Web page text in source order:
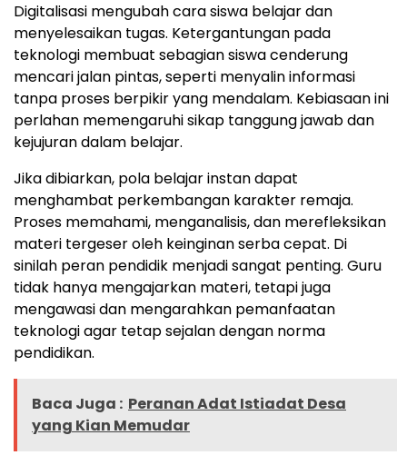
Digitalisasi mengubah cara siswa belajar dan
menyelesaikan tugas. Ketergantungan pada
teknologi membuat sebagian siswa cenderung
mencari jalan pintas, seperti menyalin informasi
tanpa proses berpikir yang mendalam. Kebiasaan ini
perlahan memengaruhi sikap tanggung jawab dan
kejujuran dalam belajar.
Jika dibiarkan, pola belajar instan dapat
menghambat perkembangan karakter remaja.
Proses memahami, menganalisis, dan merefleksikan
materi tergeser oleh keinginan serba cepat. Di
sinilah peran pendidik menjadi sangat penting. Guru
tidak hanya mengajarkan materi, tetapi juga
mengawasi dan mengarahkan pemanfaatan
teknologi agar tetap sejalan dengan norma
pendidikan.
Baca Juga : Peranan Adat Istiadat Desa
yang Kian Memudar